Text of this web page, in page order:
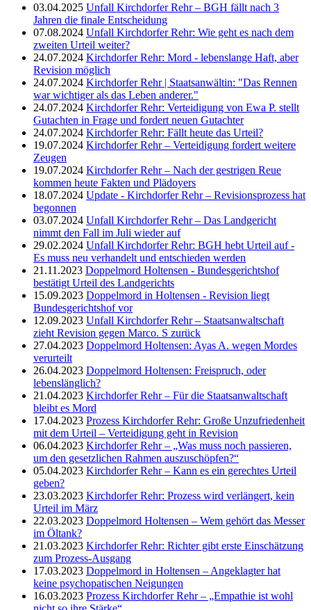
03.04.2025 Unfall Kirchdorfer Rehr – BGH fällt nach 3
Jahren die finale Entscheidung
07.08.2024 Unfall Kirchdorfer Rehr: Wie geht es nach dem
zweiten Urteil weiter?
24.07.2024 Kirchdorfer Rehr: Mord - lebenslange Haft, aber
Revision möglich
24.07.2024 Kirchdorfer Rehr | Staatsanwältin: "Das Rennen
war wichtiger als das Leben anderer."
24.07.2024 Kirchdorfer Rehr: Verteidigung von Ewa P. stellt
Gutachten in Frage und fordert neuen Gutachter
24.07.2024 Kirchdorfer Rehr: Fällt heute das Urteil?
19.07.2024 Kirchdorfer Rehr – Verteidigung fordert weitere
Zeugen
19.07.2024 Kirchdorfer Rehr – Nach der gestrigen Reue
kommen heute Fakten und Plädoyers
18.07.2024 Update - Kirchdorfer Rehr – Revisionsprozess hat
begonnen
03.07.2024 Unfall Kirchdorfer Rehr – Das Landgericht
nimmt den Fall im Juli wieder auf
29.02.2024 Unfall Kirchdorfer Rehr: BGH hebt Urteil auf -
Es muss neu verhandelt und entschieden werden
21.11.2023 Doppelmord Holtensen - Bundesgerichtshof
bestätigt Urteil des Landgerichts
15.09.2023 Doppelmord in Holtensen - Revision liegt
Bundesgerichtshof vor
12.09.2023 Unfall Kirchdorfer Rehr – Staatsanwaltschaft
zieht Revision gegen Marco. S zurück
27.04.2023 Doppelmord Holtensen: Ayas A. wegen Mordes
verurteilt
26.04.2023 Doppelmord Holtensen: Freispruch, oder
lebenslänglich?
21.04.2023 Kirchdorfer Rehr – Für die Staatsanwaltschaft
bleibt es Mord
17.04.2023 Prozess Kirchdorfer Rehr: Große Unzufriedenheit
mit dem Urteil – Verteidigung geht in Revision
06.04.2023 Kirchdorfer Rehr – „Was muss noch passieren,
um den gesetzlichen Rahmen auszuschöpfen?“
05.04.2023 Kirchdorfer Rehr – Kann es ein gerechtes Urteil
geben?
23.03.2023 Kirchdorfer Rehr: Prozess wird verlängert, kein
Urteil im März
22.03.2023 Doppelmord Holtensen – Wem gehört das Messer
im Öltank?
21.03.2023 Kirchdorfer Rehr: Richter gibt erste Einschätzung
zum Prozess-Ausgang
17.03.2023 Doppelmord in Holtensen – Angeklagter hat
keine psychopatischen Neigungen
16.03.2023 Prozess Kirchdorfer Rehr – „Empathie ist wohl